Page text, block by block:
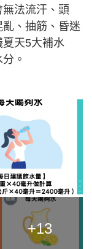
法流汗、頭
、抽筋、昏迷
天5大補水
。
+13